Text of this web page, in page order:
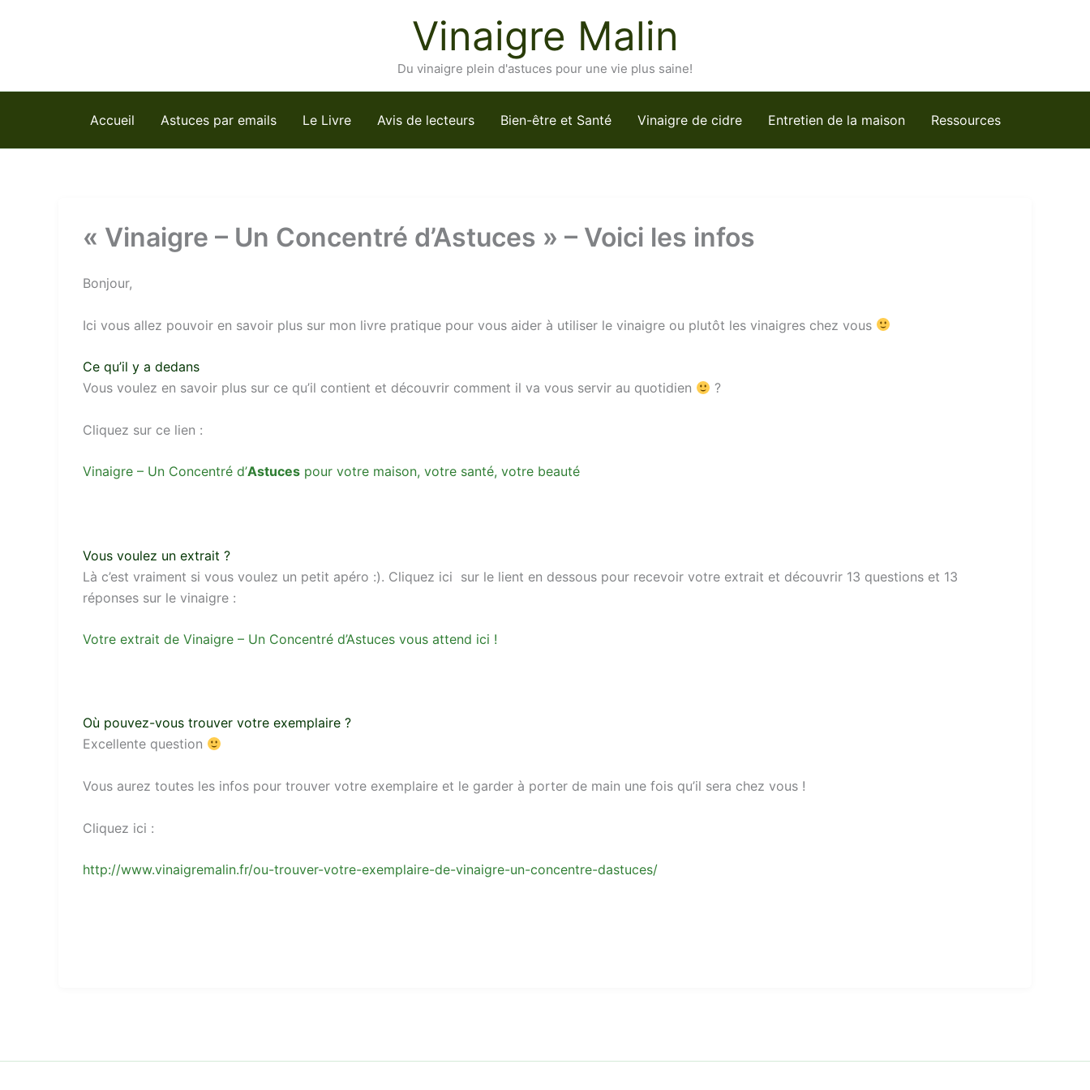
Vinaigre Malin
Du vinaigre plein d'astuces pour une vie plus saine!
Accueil Astuces par emails Le Livre Avis de lecteurs Bien-être et Santé Vinaigre de cidre Entretien de la maison Ressources
« Vinaigre – Un Concentré d’Astuces » – Voici les infos
Bonjour,
Ici vous allez pouvoir en savoir plus sur mon livre pratique pour vous aider à utiliser le vinaigre ou plutôt les vinaigres chez vous
Ce qu’il y a dedans
Vous voulez en savoir plus sur ce qu’il contient et découvrir comment il va vous servir au quotidien
?
Cliquez sur ce lien :
Vinaigre – Un Concentré d’Astuces pour votre maison, votre santé, votre beauté
Vous voulez un extrait ?
Là c’est vraiment si vous voulez un petit apéro :). Cliquez ici sur le lient en dessous pour recevoir votre extrait et découvrir 13 questions et 13
réponses sur le vinaigre :
Votre extrait de Vinaigre – Un Concentré d’Astuces vous attend ici !
Où pouvez-vous trouver votre exemplaire ?
Excellente question
Vous aurez toutes les infos pour trouver votre exemplaire et le garder à porter de main une fois qu’il sera chez vous !
Cliquez ici :
http://www.vinaigremalin.fr/ou-trouver-votre-exemplaire-de-vinaigre-un-concentre-dastuces/